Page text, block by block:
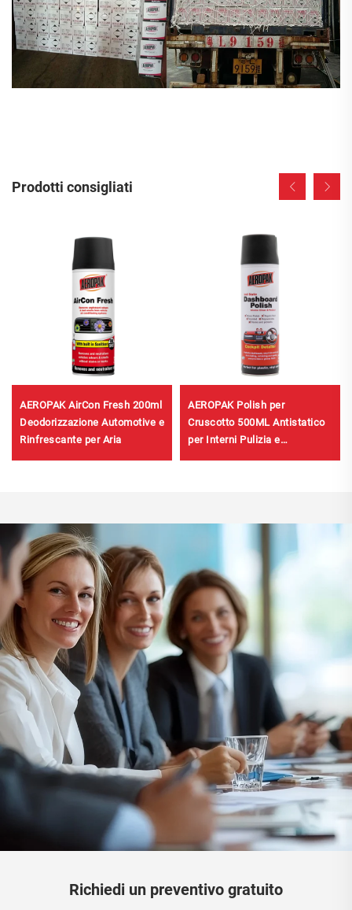
Prodotti consigliati
AEROPAK AirCon Fresh 200ml
Deodorizzazione Automotive e
Rinfrescante per Aria
AEROPAK Polish per
Cruscotto 500ML Antistatico
per Interni Pulizia e
Richiedi un preventivo gratuito